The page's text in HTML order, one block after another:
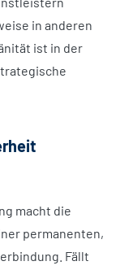
in anderen
ist in der
macht die
permanenten,
Fällt